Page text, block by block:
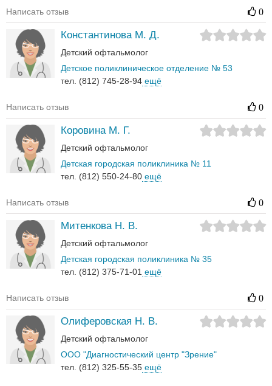
Написать отзыв 0
Константинова М. Д.
Детский офтальмолог
Детское поликлиническое отделение № 53
тел. (812) 745-28-94 ещё
Написать отзыв 0
Коровина М. Г.
Детский офтальмолог
Детская городская поликлиника № 11
тел. (812) 550-24-80 ещё
Написать отзыв 0
Митенкова Н. В.
Детский офтальмолог
Детская городская поликлиника № 35
тел. (812) 375-71-01 ещё
Написать отзыв 0
Олиферовская Н. В.
Детский офтальмолог
ООО "Диагностический центр "Зрение"
тел. (812) 325-55-35 ещё